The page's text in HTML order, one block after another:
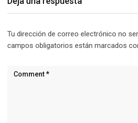
Tu dirección de correo electrónico no
campos obligatorios están marcados